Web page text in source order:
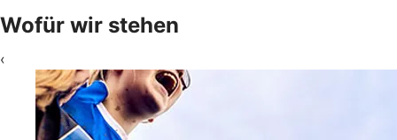
Wofür wir stehen
‹